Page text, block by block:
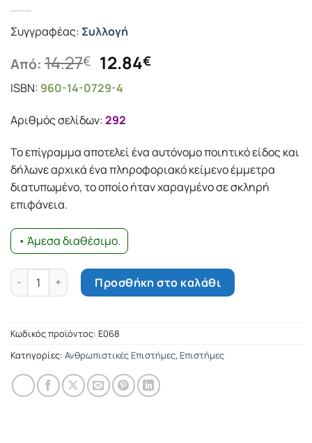
Συγγραφέας: Συλλογή
Από: 14.27€ Original
price
was:
14.27€.
12.84€Η
ISBN: 960-14-0729-4
Αριθμός σελίδων:292
Το επίγραμμα αποτελεί ένα αυτόνομο ποιητικό είδος και
δήλωνε αρχικά ένα πληροφοριακό κείμενο έμμετρα
διατυπωμένο, το οποίο ήταν χαραγμένο σε σκληρή
επιφάνεια.
• Άμεσα διαθέσιμο.
Αρχαία ελληνικά ερωτικά επιγράμματα ποσότητα
Προσθήκη στο καλάθι
Κωδικός προϊόντος: Ε068
Κατηγορίες: Ανθρωπιστικές Επιστήμες, Επιστήμες